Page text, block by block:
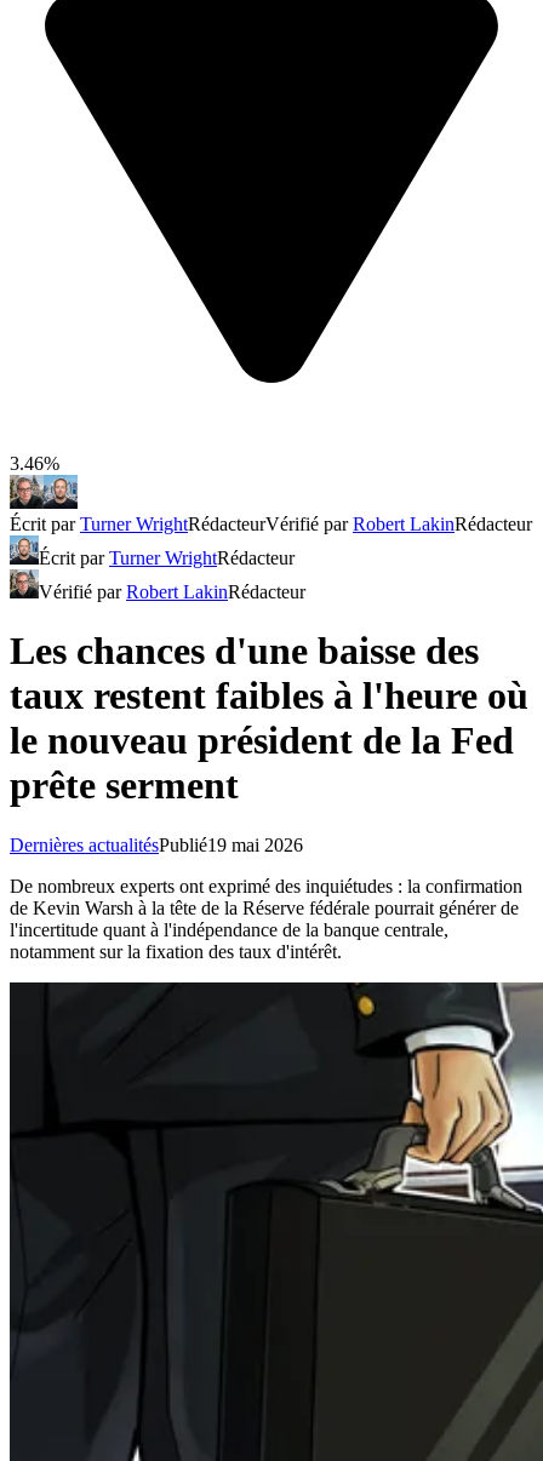
3.46%
Écrit parTurner WrightRédacteurVérifié parRobert LakinRédacteur
Écrit parTurner WrightRédacteur
Vérifié parRobert LakinRédacteur
Les chances d'une baisse des
taux restent faibles à l'heure où
le nouveau président de la Fed
prête serment
Dernières actualitésPublié19 mai 2026
De nombreux experts ont exprimé des inquiétudes : la confirmation
de Kevin Warsh à la tête de la Réserve fédérale pourrait générer de
l'incertitude quant à l'indépendance de la banque centrale,
notamment sur la fixation des taux d'intérêt.